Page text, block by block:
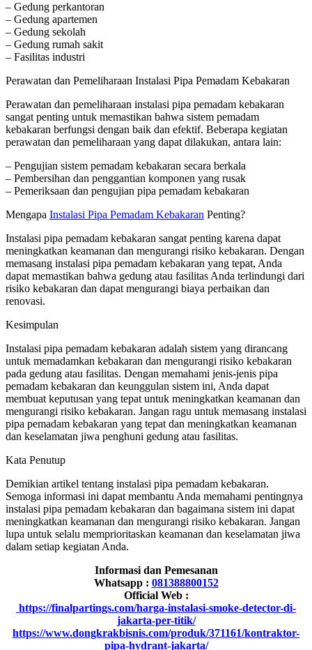
– Gedung perkantoran
– Gedung apartemen
– Gedung sekolah
– Gedung rumah sakit
– Fasilitas industri
Perawatan dan Pemeliharaan Instalasi Pipa Pemadam Kebakaran
Perawatan dan pemeliharaan instalasi pipa pemadam kebakaran
sangat penting untuk memastikan bahwa sistem pemadam
kebakaran berfungsi dengan baik dan efektif. Beberapa kegiatan
perawatan dan pemeliharaan yang dapat dilakukan, antara lain:
– Pengujian sistem pemadam kebakaran secara berkala
– Pembersihan dan penggantian komponen yang rusak
– Pemeriksaan dan pengujian pipa pemadam kebakaran
Mengapa Instalasi Pipa Pemadam Kebakaran Penting?
Instalasi pipa pemadam kebakaran sangat penting karena dapat
meningkatkan keamanan dan mengurangi risiko kebakaran. Dengan
memasang instalasi pipa pemadam kebakaran yang tepat, Anda
dapat memastikan bahwa gedung atau fasilitas Anda terlindungi dari
risiko kebakaran dan dapat mengurangi biaya perbaikan dan
renovasi.
Kesimpulan
Instalasi pipa pemadam kebakaran adalah sistem yang dirancang
untuk memadamkan kebakaran dan mengurangi risiko kebakaran
pada gedung atau fasilitas. Dengan memahami jenis-jenis pipa
pemadam kebakaran dan keunggulan sistem ini, Anda dapat
membuat keputusan yang tepat untuk meningkatkan keamanan dan
mengurangi risiko kebakaran. Jangan ragu untuk memasang instalasi
pipa pemadam kebakaran yang tepat dan meningkatkan keamanan
dan keselamatan jiwa penghuni gedung atau fasilitas.
Kata Penutup
Demikian artikel tentang instalasi pipa pemadam kebakaran.
Semoga informasi ini dapat membantu Anda memahami pentingnya
instalasi pipa pemadam kebakaran dan bagaimana sistem ini dapat
meningkatkan keamanan dan mengurangi risiko kebakaran. Jangan
lupa untuk selalu memprioritaskan keamanan dan keselamatan jiwa
dalam setiap kegiatan Anda.
Informasi dan Pemesanan
Whatsapp : 081388800152
Official Web :
https://finalpartings.com/harga-instalasi-smoke-detector-di-
jakarta-per-titik/
https://www.dongkrakbisnis.com/produk/371161/kontraktor-
pipa-hydrant-jakarta/